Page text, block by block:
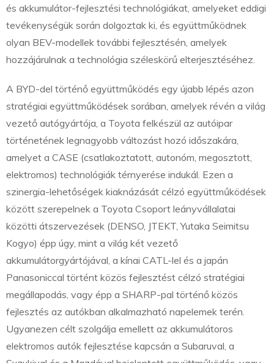
és akkumulátor-fejlesztési technológiákat, amelyeket eddigi
tevékenységük során dolgoztak ki, és együttműködnek
olyan BEV-modellek további fejlesztésén, amelyek
hozzájárulnak a technológia széleskörű elterjesztéséhez.
A BYD-del történő együttműködés egy újabb lépés azon
stratégiai együttműködések sorában, amelyek révén a világ
vezető autógyártója, a Toyota felkészül az autóipar
történetének legnagyobb változást hozó időszakára,
amelyet a CASE (csatlakoztatott, autonóm, megosztott,
elektromos) technológiák térnyerése indukál. Ezen a
szinergia-lehetőségek kiaknázását célzó együttműködések
között szerepelnek a Toyota Csoport leányvállalatai
közötti átszervezések (DENSO, JTEKT, Yutaka Seimitsu
Kogyo) épp úgy, mint a világ két vezető
akkumulátorgyártójával, a kínai CATL-lel és a japán
Panasoniccal történt közös fejlesztést célzó stratégiai
megállapodás, vagy épp a SHARP-pal történő közös
fejlesztés az autókban alkalmazható napelemek terén.
Ugyanezen célt szolgálja emellett az akkumulátoros
elektromos autók fejlesztése kapcsán a Subaruval, a